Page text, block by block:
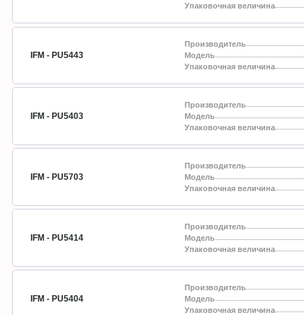
Упаковочная величина
IFM - PU5443
Производитель
Модель
Упаковочная величина
IFM - PU5403
Производитель
Модель
Упаковочная величина
IFM - PU5703
Производитель
Модель
Упаковочная величина
IFM - PU5414
Производитель
Модель
Упаковочная величина
IFM - PU5404
Производитель
Модель
Упаковочная величина